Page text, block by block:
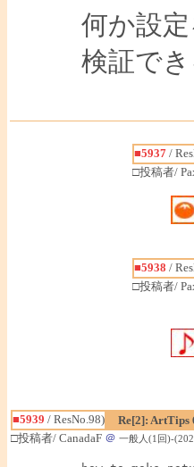
何か設
検証で
■5937 /
□投稿者/
■5938 /
□投稿者/
■5939 / ResNo.98)
Re[2]:
□投稿者/ CanadaF ＠ 一般人(1回)-